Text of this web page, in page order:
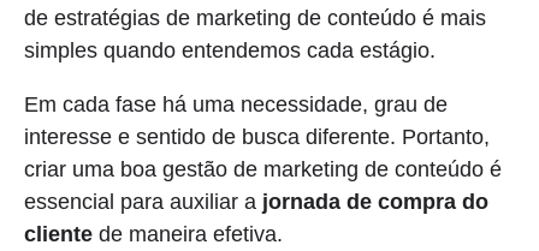
de estratégias de marketing de conteúdo é mais
simples quando entendemos cada estágio.
Em cada fase há uma necessidade, grau de
interesse e sentido de busca diferente. Portanto,
criar uma boa gestão de marketing de conteúdo é
essencial para auxiliar a jornada de compra do
cliente de maneira efetiva.